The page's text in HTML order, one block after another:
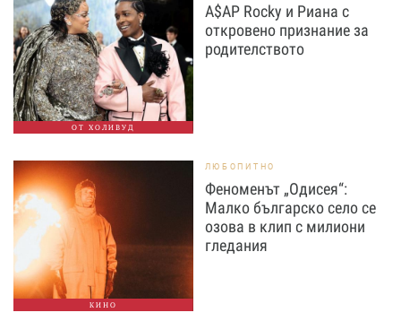
ОТ ХОЛИВУД
A$AP Rocky и Риана с
откровено признание за
родителството
КИНО
ЛЮБОПИТНО
Феноменът „Одисея“:
Малко българско село се
озова в клип с милиони
гледания